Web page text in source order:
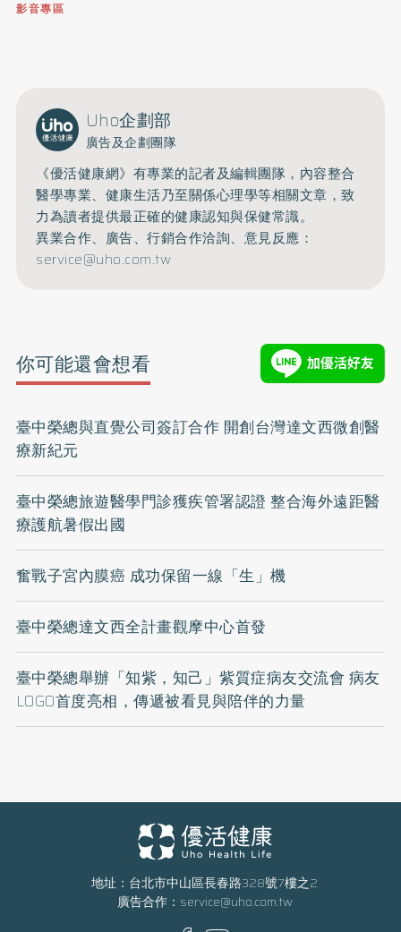
影音專區
Uho企劃部
廣告及企劃團隊
《優活健康網》有專業的記者及編輯團隊，內容整合
醫學專業、健康生活乃至關係心理學等相關文章，致
力為讀者提供最正確的健康認知與保健常識。
異業合作、廣告、行銷合作洽詢、意見反應：
service@uho.com.tw
你可能還會想看
臺中榮總與直覺公司簽訂合作 開創台灣達文西微創醫
療新紀元
臺中榮總旅遊醫學門診獲疾管署認證 整合海外遠距醫
療護航暑假出國
奮戰子宮內膜癌 成功保留一線「生」機
臺中榮總達文西全計畫觀摩中心首發
臺中榮總舉辦「知紫，知己」紫質症病友交流會 病友
LOGO首度亮相，傳遞被看見與陪伴的力量
地址：台北市中山區長春路328號7樓之2
廣告合作： service@uho.com.tw